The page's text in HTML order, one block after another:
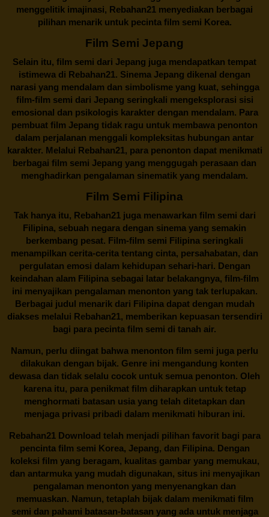
menggelitik imajinasi, Rebahan21 menyediakan berbagai
pilihan menarik untuk pecinta film semi Korea.
Film Semi Jepang
Selain itu, film semi dari Jepang juga mendapatkan tempat
istimewa di Rebahan21. Sinema Jepang dikenal dengan
narasi yang mendalam dan simbolisme yang kuat, sehingga
film-film semi dari Jepang seringkali mengeksplorasi sisi
emosional dan psikologis karakter dengan mendalam. Para
pembuat film Jepang tidak ragu untuk membawa penonton
dalam perjalanan menggali kompleksitas hubungan antar
karakter. Melalui Rebahan21, para penonton dapat menikmati
berbagai film semi Jepang yang menggugah perasaan dan
menghadirkan pengalaman sinematik yang mendalam.
Film Semi Filipina
Tak hanya itu, Rebahan21juga menawarkan film semi dari
Filipina, sebuah negara dengan sinema yang semakin
berkembang pesat. Film-film semi Filipina seringkali
menampilkan cerita-cerita tentang cinta, persahabatan, dan
pergulatan emosi dalam kehidupan sehari-hari. Dengan
keindahan alam Filipina sebagai latar belakangnya, film-film
ini menyajikan pengalaman menonton yang tak terlupakan.
Berbagai judul menarik dari Filipina dapat dengan mudah
diakses melalui Rebahan21, memberikan kepuasan tersendiri
bagi para pecinta film semi di tanah air.
Namun, perlu diingat bahwa menonton film semi juga perlu
dilakukan dengan bijak. Genre ini mengandung konten
dewasa dan tidak selalu cocok untuk semua penonton. Oleh
karena itu, para penikmat film diharapkan untuk tetap
menghormati batasan usia yang telah ditetapkan dan
menjaga privasi pribadi dalam menikmati hiburan ini.
Rebahan21Download telah menjadi pilihan favorit bagi para
pencinta film semi Korea, Jepang, dan Filipina. Dengan
koleksi film yang beragam, kualitas gambar yang memukau,
dan antarmuka yang mudah digunakan, situs ini menyajikan
pengalaman menonton yang menyenangkan dan
memuaskan. Namun, tetaplah bijak dalam menikmati film
semi dan pahami batasan-batasan yang ada untuk menjaga